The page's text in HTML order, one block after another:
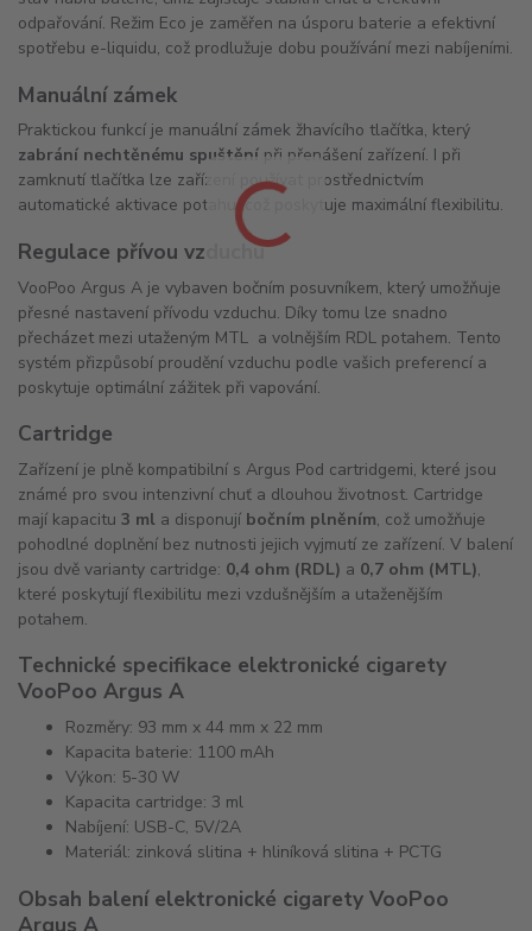
odpařování. Režim Eco je zaměřen na úsporu baterie a efektivní
spotřebu e-liquidu, což prodlužuje dobu používání mezi nabíjeními.
Manuální zámek
Praktickou funkcí je manuální zámek žhavícího tlačítka, který
zabrání nechtěnému spuštění při přenášení zařízení. I při
zamknutí tlačítka lze zařízení používat prostřednictvím
automatické aktivace potahu, což poskytuje maximální flexibilitu.
Regulace přívou vzduchu
VooPoo Argus A je vybaven bočním posuvníkem, který umožňuje
přesné nastavení přívodu vzduchu. Díky tomu lze snadno
přecházet mezi utaženým MTL a volnějším RDL potahem. Tento
systém přizpůsobí proudění vzduchu podle vašich preferencí a
poskytuje optimální zážitek při vapování.
Cartridge
Zařízení je plně kompatibilní s Argus Pod cartridgemi, které jsou
známé pro svou intenzivní chuť a dlouhou životnost. Cartridge
mají kapacitu 3 ml a disponují bočním plněním, což umožňuje
pohodlné doplnění bez nutnosti jejich vyjmutí ze zařízení. V balení
jsou dvě varianty cartridge: 0,4 ohm (RDL) a 0,7 ohm (MTL),
které poskytují flexibilitu mezi vzdušnějším a utaženějším
potahem.
Technické specifikace elektronické cigarety
VooPoo Argus A
Rozměry: 93 mm x 44 mm x 22 mm
Kapacita baterie: 1100 mAh
Výkon: 5-30 W
Kapacita cartridge: 3 ml
Nabíjení: USB-C, 5V/2A
Materiál: zinková slitina + hliníková slitina + PCTG
Obsah balení elektronické cigarety VooPoo
Argus A